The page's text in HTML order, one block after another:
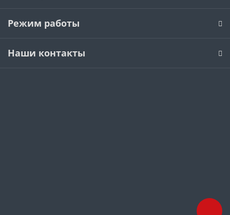
Режим работы
Наши контакты